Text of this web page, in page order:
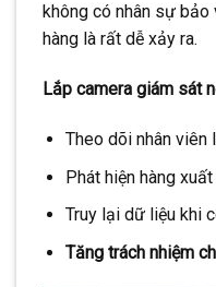
không có nhân sự
hàng là rất dễ xảy ra.
Lắp camera giám sát
Theo dõi nhân viên
Phát hiện hàng
Truy lại dữ liệu khi
Tăng trách nhiệm